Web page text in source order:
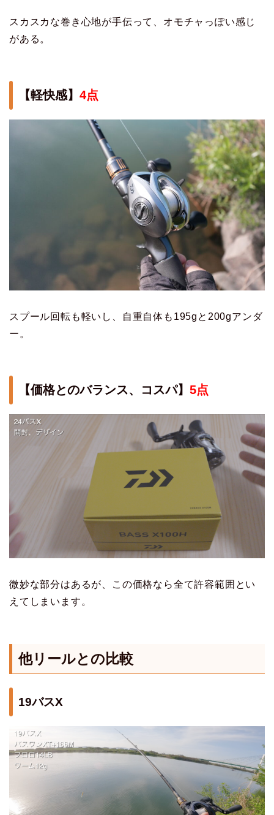
スカスカな巻き心地が手伝って、オモチャっぽい感じ
がある。
【軽快感】 4点
スプール回転も軽いし、自重自体も195gと200gアンダ
ー。
【価格とのバランス、コスパ】 5点
微妙な部分はあるが、この価格なら全て許容範囲とい
えてしまいます。
他リールとの比較
19バスX